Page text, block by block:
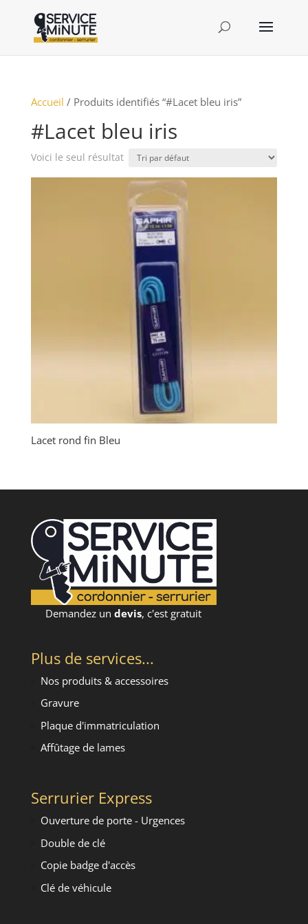
Accueil / Produits identifiés “#Lacet bleu iris”
#Lacet bleu iris
Voici le seul résultat
Lacet rond fin Bleu
Demandez undevis, c'est gratuit
Plus de services...
Nos produits & accessoires
Gravure
Plaque d'immatriculation
Affûtage de lames
Serrurier Express
Ouverture de porte - Urgences
Double de clé
Copie badge d'accès
Clé de véhicule